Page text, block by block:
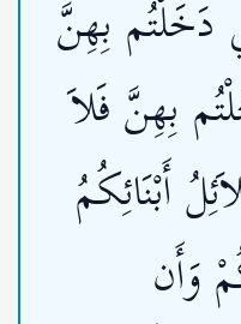
دَخَلْتُم بِهِنَّ
بِهِنَّ فَلاَ
أَبْنَائِكُمُ
وَأَن